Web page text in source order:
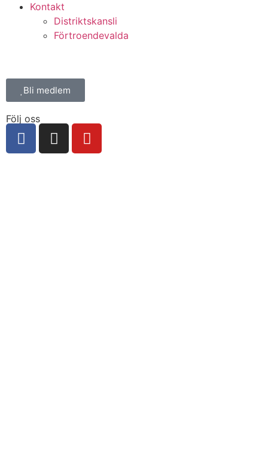
Kontakt
Distriktskansli
Förtroendevalda
Bli medlem
Följ oss